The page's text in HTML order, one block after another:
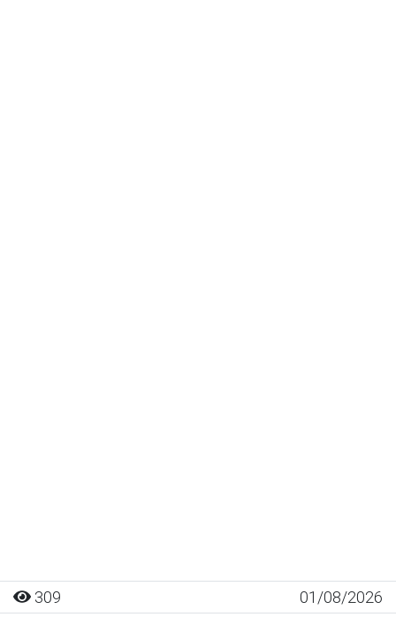
309 01/08/2026